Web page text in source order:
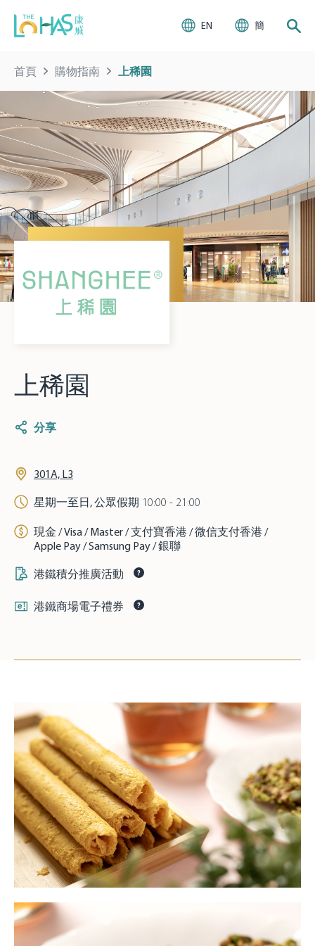
EN 簡
首頁 購物指南 上稀園
上稀園
分享
301A, L3
星期一至日, 公眾假期 10:00 - 21:00
現金 / Visa / Master / 支付寶香港 / 微信支付香港 /
Apple Pay / Samsung Pay / 銀聯
港鐵積分推廣活動
港鐵商場電子禮券